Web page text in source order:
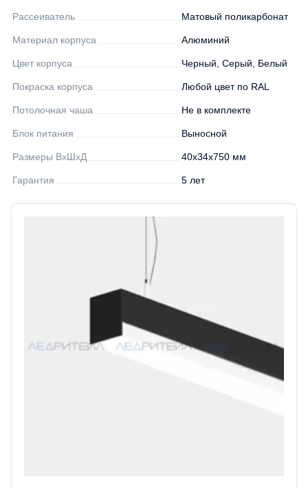
Рассеиватель Матовый поликарбонат
Материал корпуса Алюминий
Цвет корпуса Черный, Серый, Белый
Покраска корпуса Любой цвет по RAL
Потолочная чаша Не в комплекте
Блок питания Выносной
Размеры ВхШхД 40х34х750 мм
Гарантия 5 лет